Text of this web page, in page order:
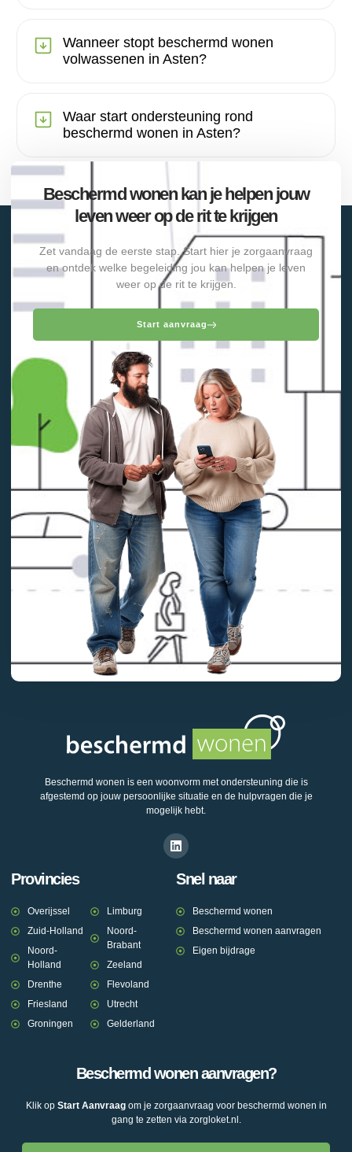
Wanneer stopt beschermd wonen
volwassenen in Asten?
Waar start ondersteuning rond
beschermd wonen in Asten?
Beschermd wonen kan je helpen jouw
leven weer op de rit te krijgen
Zet vandaag de eerste stap. Start hier je zorgaanvraag
en ontdek welke begeleiding jou kan helpen je leven
weer op de rit te krijgen.
Start aanvraag
Beschermd wonen is een woonvorm met ondersteuning die is
afgestemd op jouw persoonlijke situatie en de hulpvragen die je
mogelijk hebt.
Provincies
Overijssel
Zuid-Holland
Noord-
Holland
Drenthe
Friesland
Groningen
Limburg
Noord-
Brabant
Zeeland
Flevoland
Utrecht
Gelderland
Snel naar
Beschermd wonen
Beschermd wonen aanvragen
Eigen bijdrage
Beschermd wonen aanvragen?
Klik op Start Aanvraagom je zorgaanvraag voor beschermd wonen in
gang te zetten via zorgloket.nl.